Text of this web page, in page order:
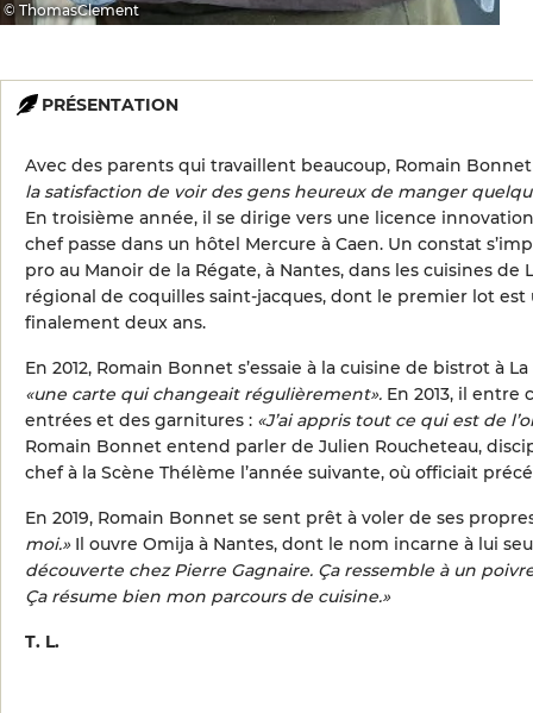
© ThomasClement
PRÉSENTATION
Avec des parents qui travaillent beaucoup, Romain
la satisfaction de voir des gens heureux de manger
En troisième année, il se dirige vers une licence
chef passe dans un hôtel Mercure à Caen. Un constat
pro au Manoir de la Régate, à Nantes, dans les cuisines
régional de coquilles saint-jacques, dont le premier lot est
finalement deux ans.
En 2012, Romain Bonnet s’essaie à la cuisine de bistrot à
«une carte qui changeait régulièrement». En 2013, il entre
entrées et des garnitures : «J’ai appris tout ce qui est de
Romain Bonnet entend parler de Julien Roucheteau,
chef à la Scène Thélème l’année suivante, où officiait
En 2019, Romain Bonnet se sent prêt à voler de ses
moi.»Il ouvre Omija à Nantes, dont le nom incarne à lui
découverte chez Pierre Gagnaire. Ça ressemble à un
Ça résume bien mon parcours de cuisine.»
T. L.